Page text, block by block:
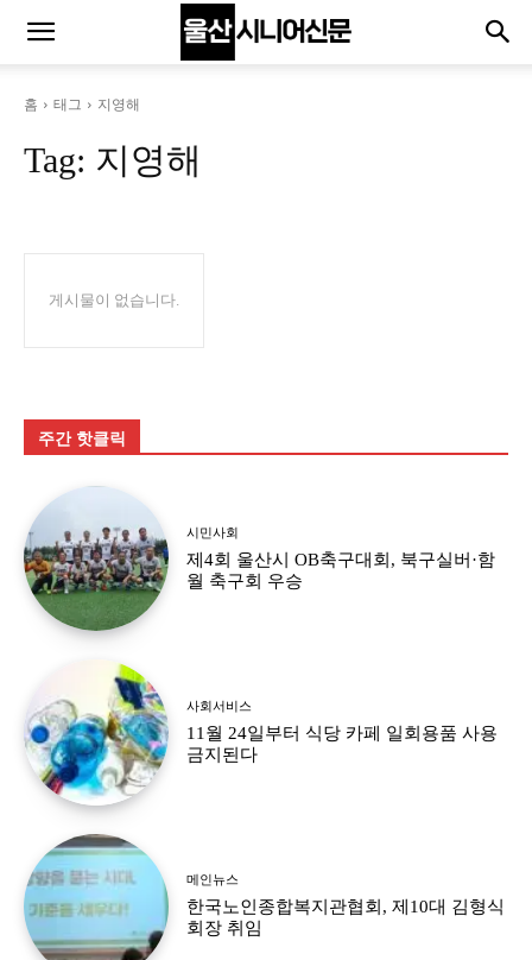
홈 태그 지영해
Tag: 지영해
게시물이 없습니다.
주간 핫클릭
시민사회
제4회 울산시 OB축구대회, 북구실버·함
월 축구회 우승
사회서비스
11월 24일부터 식당 카페 일회용품 사용
금지된다
메인뉴스
한국노인종합복지관협회, 제10대 김형식
회장 취임